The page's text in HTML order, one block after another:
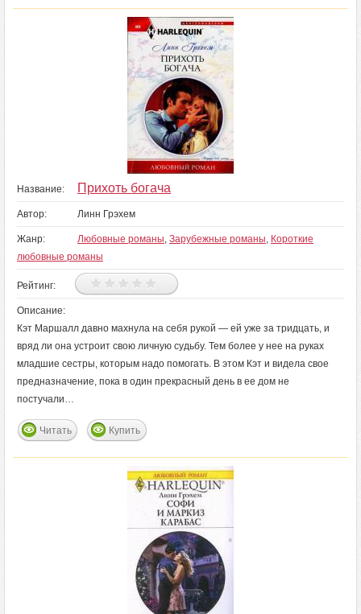
Название: Прихоть богача
Автор: Линн Грэхем
Жанр: Любовные романы, Зарубежные романы, Короткие
любовные романы
Рейтинг:
Описание:
Кэт Маршалл давно махнула на себя рукой — ей уже за тридцать, и
вряд ли она устроит свою личную судьбу. Тем более у нее на руках
младшие сестры, которым надо помогать. В этом Кэт и видела свое
предназначение, пока в один прекрасный день в ее дом не
постучали…
Читать Купить